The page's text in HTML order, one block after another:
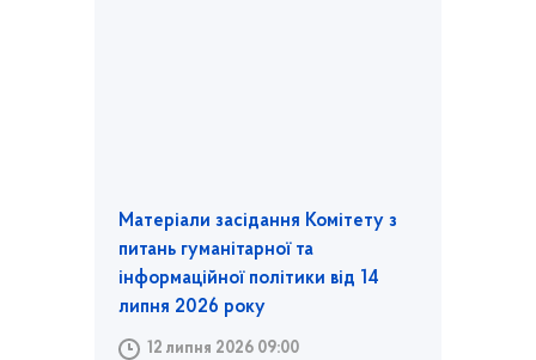
Матеріали засідання Комітету з
питань гуманітарної та
інформаційної політики від 14
липня 2026 року
12 липня 2026 09:00